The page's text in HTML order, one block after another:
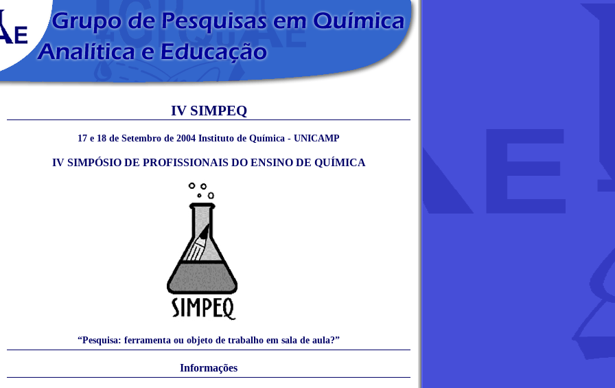
IV SIMPEQ
17 e 18 de Setembro de 2004 Instituto de Química - UNICAMP
IV SIMPÓSIO DE PROFISSIONAIS DO ENSINO DE QUÍMICA
“Pesquisa: ferramenta ou objeto de trabalho em sala de aula?”
Informações